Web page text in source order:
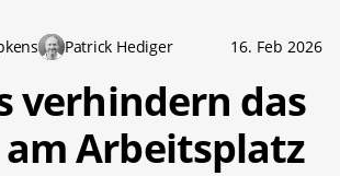
Patrick Hediger 16. Feb 2026
verhindern das
Arbeitsplatz